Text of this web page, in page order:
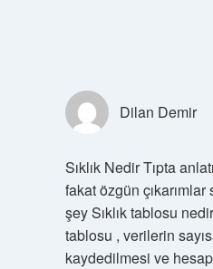
Dilan Demir
Sıklık Nedir Tıpta
fakat özgün çıkarımlar
şey Sıklık tablosu
tablosu , verilerin
kaydedilmesi ve